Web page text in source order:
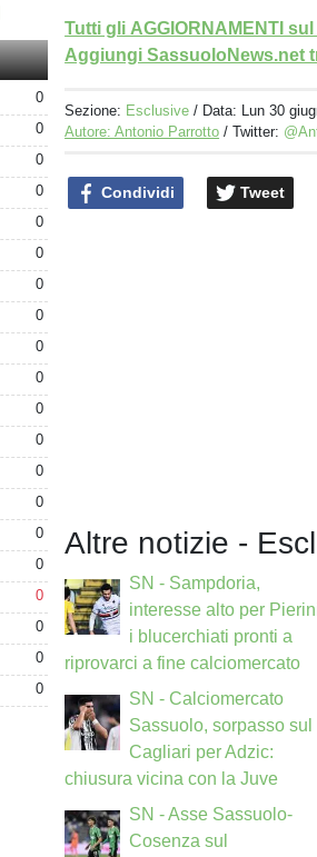
0
0
0
0
0
0
0
0
0
0
0
0
0
0
0
0
0
0
0
0
Tutti gli AGGIORNAMENTI
Aggiungi SassuoloNews.net
Sezione: Esclusive / Data: Lun 30
Autore: Antonio Parrotto / Twitter:
Condividi Tweet
Altre notizie -
SN - Sampdoria,
interesse alto per
i blucerchiati pronti a
riprovarci a fine calciomercato
SN - Calciomercato
Sassuolo, sorpasso sul
Cagliari per Adzic:
chiusura vicina con la Juve
SN - Asse Sassuolo-
Cosenza sul